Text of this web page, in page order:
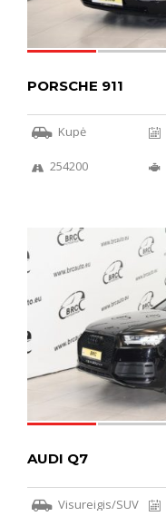
PORSCHE 911
Kupė
254200
56
AUDI Q7
Visureigis/SUV